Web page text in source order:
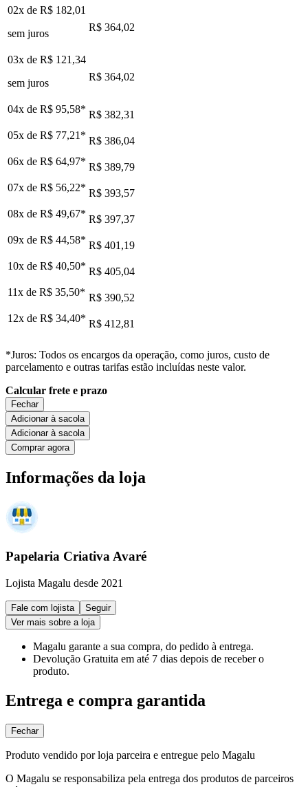
02x de R$ 182,01
sem juros
R$ 364,02
03x de R$ 121,34
sem juros
R$ 364,02
04x de R$ 95,58* R$ 382,31
05x de R$ 77,21 * R$ 386,04
06x de R$ 64,97* R$ 389,79
07x de R$ 56,22* R$ 393,57
08x de R$ 49,67* R$ 397,37
09x de R$ 44,58* R$ 401,19
10x de R$ 40,50* R$ 405,04
11x de R$ 35,50* R$ 390,52
12x de R$ 34,40* R$ 412,81
*Juros: Todos os encargos da operação, como juros, custo de
parcelamento e outras tarifas estão incluídas neste valor.
Calcular frete e prazo
Fechar
Adicionar à sacola
Adicionar à sacola
Comprar agora
Informações da loja
Papelaria Criativa Avaré
Lojista Magalu desde 2021
Fale com lojista
Seguir
Ver mais sobre a loja
Magalu garante a sua compra, do pedido à entrega.
Devolução Gratuita em até 7 dias depois de receber o
produto.
Entrega e compra garantida
Fechar
Produto vendido por loja parceira e entregue pelo Magalu
O Magalu se responsabiliza pela entrega dos produtos de parceiros